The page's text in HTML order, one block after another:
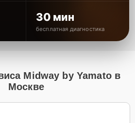
30 мин
бесплатная диагностика
Midway by Yamato в
Москве